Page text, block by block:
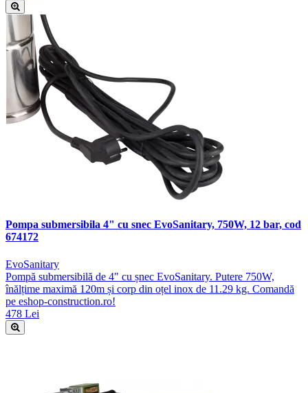
Pompa submersibila 4" cu snec EvoSanitary, 750W, 12 bar, cod
674172
EvoSanitary
Pompă submersibilă de 4" cu șnec EvoSanitary. Putere 750W,
înălțime maximă 120m și corp din oțel inox de 11.29 kg. Comandă
pe eshop-construction.ro!
478 Lei